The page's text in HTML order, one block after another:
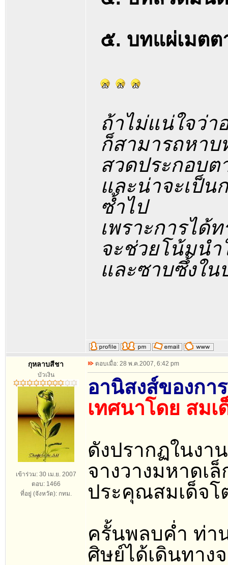
๕. บทแผ่เมต
ถ้าไม่แน่ใจว่า
ก็สามารถหา
สวดประกอบ
และน่าจะเป็น
ซ้ำไป
เพราะการได้
จะช่วยโน้มนำ
และซาบซึ้งใ
กุหลาบสีชา
บัวเงิน
เข้าร่วม: 30 เม.ย. 2007
ตอบ: 1466
ที่อยู่ (จังหวัด): กทม.
ตอบเมื่อ: 28 พ.ค.2007, 6:42 pm
อานิสงส์ของกา
เทศนาโดย สม
ดังปรากฏในงา
จางวางมหาดเ
ประคุณสมเด็จ
ครั้นพลบค่ำ ท่า
ศิษย์ได้เดินทาง